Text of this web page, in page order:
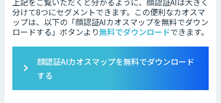
分けて8つにセグメントできます。この便利なカオスマ
ップは、以下の「顔認証AIカオスマップを無料でダウン
ロードする」ボタンより無料でダウンロードできます。
顔認証AIカオスマップを無料でダウンロード
する